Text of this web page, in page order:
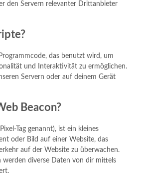
den Servern relevanter Drittanbieter
das benutzt wird, um
und Interaktivität zu ermöglichen.
Servern oder auf deinem Gerät
Beacon?
Tag genannt), ist ein kleines
oder Bild auf einer Website, das
auf der Website zu überwachen.
werden diverse Daten von dir mittels